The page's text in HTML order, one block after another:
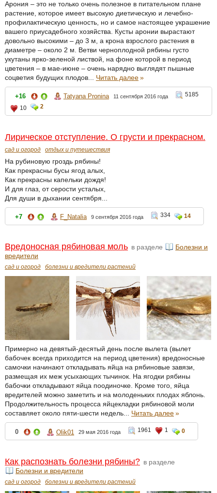
Арония – это не только очень полезное в питательном плане
растение, которое имеет высокую диетическую и лечебно-
профилактическую ценность, но и самое настоящее украшение
вашего приусадебного хозяйства. Кусты аронии вырастают
довольно высокими – до 3 м, а крона взрослого растения в
диаметре – около 2 м. Ветви черноплодной рябины густо
укутаны ярко-зеленой листвой, на фоне которой в период
цветения – в мае-июне – очень нарядно выглядят пышные
соцветия будущих плодов... Читать далее»
+16 Tatyana Pronina 11 сентября 2016 года
5185
10
2
Лирическое отступление. О грусти и прекрасном.
сад и огород отдых и путешествия
На рубиновую гроздь рябины!
Как прекрасны бусы ягод алых,
Как прекрасны капельки дождя!
И для глаз, от серости усталых,
Для души в дыхании сентября...
+7 F_Natalia 9 сентября 2016 года 334 14
Вредоносная рябиновая моль в разделе
Болезни и
вредители
сад и огород болезни и вредители растений
Примерно на девятый-десятый день после вылета (вылет
бабочек всегда приходится на период цветения) вредоносные
самочки начинают откладывать яйца на рябиновые завязи,
размещая их меж усыхающих тычинок. На ягодки рябины
бабочки откладывают яйца поодиночке. Кроме того, яйца
вредителей можно заметить и на молоденьких плодах яблонь.
Продолжительность процесса яйцекладки рябиновой моли
составляет около пяти-шести недель... Читать далее»
0 Olik01 29 мая 2016 года 1961 1 0
Как распознать болезни рябины? в разделе
Болезни и вредители
сад и огород болезни и вредители растений